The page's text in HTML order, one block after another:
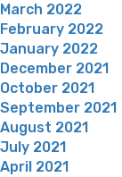
March 2022
February 2022
January 2022
December 2021
October 2021
September 2021
August 2021
July 2021
April 2021